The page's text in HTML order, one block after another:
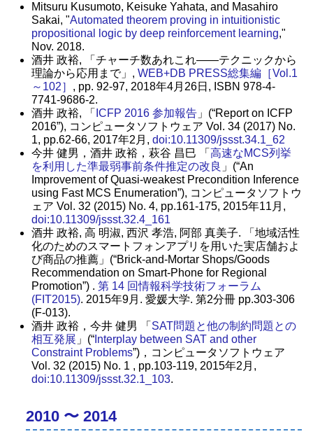
Mitsuru Kusumoto, Keisuke Yahata, and Masahiro
Sakai, "Automated theorem proving in intuitionistic
propositional logic by deep reinforcement learning,"
Nov. 2018.
酒井 政裕, 「チャーチ数あれこれ――テクニックから
理論から応用まで」, WEB+DB PRESS総集編［Vol.1
～102］ , pp. 92-97, 2018年4月26日, ISBN 978-4-
7741-9686-2.
酒井 政裕, 「 ICFP 2016 参加報告」(“Report on ICFP
2016”), コンピュータソフトウェア Vol. 34 (2017) No.
1, pp.62-66, 2017年2月, doi:10.11309/jssst.34.1_62
今井 健男，酒井 政裕，萩谷 昌巳 「 高速なMCS列挙
を利用した準最弱事前条件推定の改良 」(“An
Improvement of Quasi-weakest Precondition Inference
using Fast MCS Enumeration”), コンピュータソフトウ
ェア Vol. 32 (2015) No. 4, pp.161-175, 2015年11月,
doi:10.11309/jssst.32.4_161
酒井 政裕, 高 明淑, 西沢 孝浩, 阿部 真美子. 「地域活性
化のためのスマートフォンアプリを用いた実店舗およ
び商品の推薦」(“Brick-and-Mortar Shops/Goods
Recommendation on Smart-Phone for Regional
Promotion”) . 第 14 回情報科学技術フォーラム
(FIT2015). 2015年9月. 愛媛大学. 第2分冊 pp.303-306
(F-013).
酒井 政裕，今井 健男 「 SAT問題と他の制約問題との
相互発展 」(“Interplay between SAT and other
Constraint Problems”)，コンピュータソフトウェア
Vol. 32 (2015) No. 1 , pp.103-119, 2015年2月,
doi:10.11309/jssst.32.1_103.
2010 〜 2014